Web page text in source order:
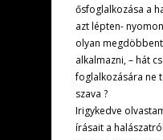
ősfoglalkozása a
azt lépten-
olyan
alkalmazni, – hát
foglalkozására ne
szava ?
Irigykedve
írásait a